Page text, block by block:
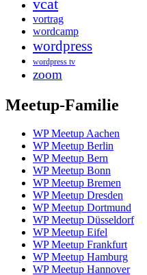
vcat
vortrag
wordcamp
wordpress
wordpress tv
zoom
Meetup-Familie
WP Meetup Aachen
WP Meetup Berlin
WP Meetup Bern
WP Meetup Bonn
WP Meetup Bremen
WP Meetup Dresden
WP Meetup Dortmund
WP Meetup Düsseldorf
WP Meetup Eifel
WP Meetup Frankfurt
WP Meetup Hamburg
WP Meetup Hannover